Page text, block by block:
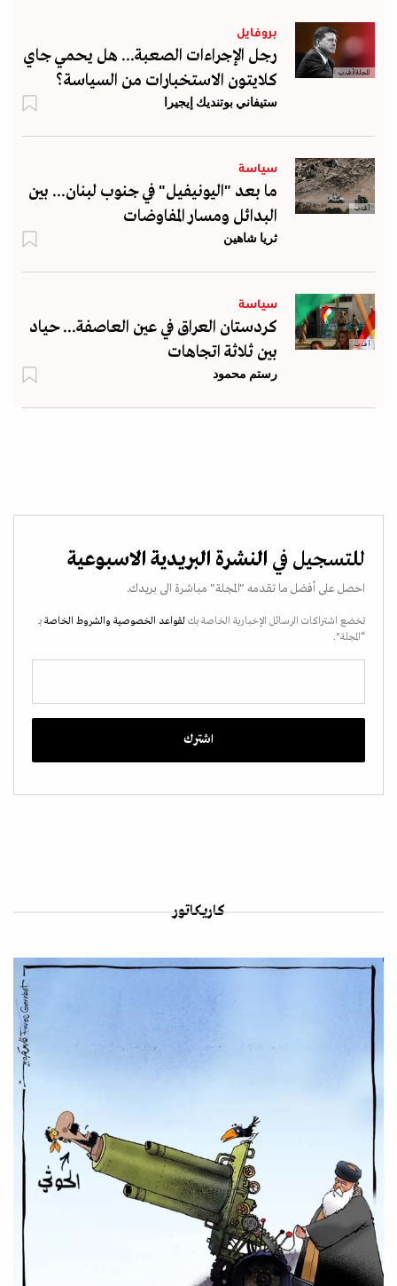
المجلة/أ.ف.ب
بروفايل
رجل الإجراءات الصعبة... هل يحمي جاي
كلايتون الاستخبارات من السياسة؟
ستيفاني بوتنديك إيجيرا
أ.ف.ب
سياسة
ما بعد "اليونيفيل" في جنوب لبنان... بين
البدائل ومسار المفاوضات
ثريا شاهين
أ ف ب
سياسة
كردستان العراق في عين العاصفة... حياد
بين ثلاثة اتجاهات
رستم محمود
للتسجيل في النشرة البريدية الاسبوعية
احصل على أفضل ما تقدمه "المجلة" مباشرة الى بريدك.
تخضع اشتراكات الرسائل الإخبارية الخاصة بك لقواعد الخصوصية والشروط الخاصة بـ
“المجلة".
كاريكاتور